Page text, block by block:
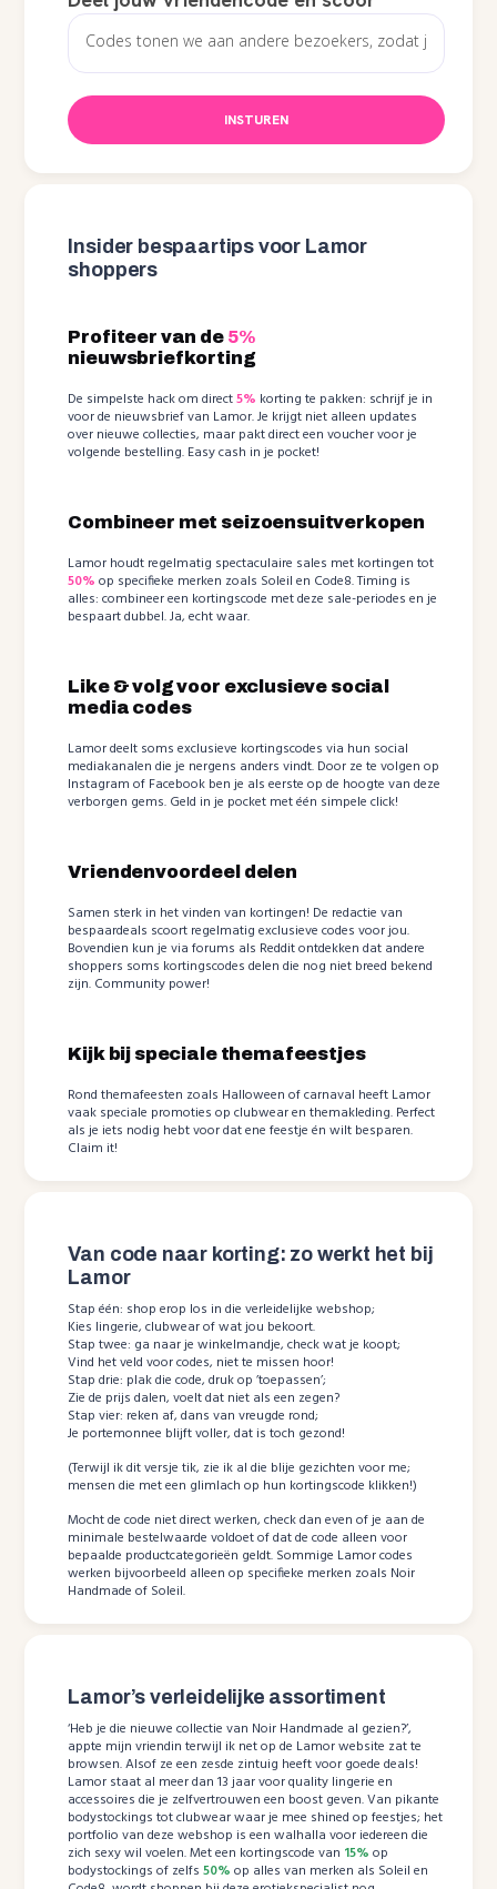
INSTUREN
Insider bespaartips voor Lamor
shoppers
Profiteer van de 5%
nieuwsbriefkorting
De simpelste hack om direct5% korting te pakken: schrijf je in
voor de nieuwsbrief van Lamor. Je krijgt niet alleen updates
over nieuwe collecties, maar pakt direct een voucher voor je
volgende bestelling. Easy cash in je pocket!
Combineer met seizoensuitverkopen
Lamor houdt regelmatig spectaculaire sales met kortingen tot
50% op specifieke merken zoals Soleil en Code8. Timing is
alles: combineer een kortingscode met deze sale-periodes en je
bespaart dubbel. Ja, echt waar.
Like & volg voor exclusieve social
media codes
Lamor deelt soms exclusieve kortingscodes via hun social
mediakanalen die je nergens anders vindt. Door ze te volgen op
Instagram of Facebook ben je als eerste op de hoogte van deze
verborgen gems. Geld in je pocket met één simpele click!
Vriendenvoordeel delen
Samen sterk in het vinden van kortingen! De redactie van
bespaardeals scoort regelmatig exclusieve codes voor jou.
Bovendien kun je via forums als Reddit ontdekken dat andere
shoppers soms kortingscodes delen die nog niet breed bekend
zijn. Community power!
Kijk bij speciale themafeestjes
Rond themafeesten zoals Halloween of carnaval heeft Lamor
vaak speciale promoties op clubwear en themakleding. Perfect
als je iets nodig hebt voor dat ene feestje én wilt besparen.
Claim it!
Van code naar korting: zo werkt het bij
Lamor
Stap één: shop erop los in die verleidelijke webshop;
Kies lingerie, clubwear of wat jou bekoort.
Stap twee: ga naar je winkelmandje, check wat je koopt;
Vind het veld voor codes, niet te missen hoor!
Stap drie: plak die code, druk op ’toepassen’;
Zie de prijs dalen, voelt dat niet als een zegen?
Stap vier: reken af, dans van vreugde rond;
Je portemonnee blijft voller, dat is toch gezond!
(Terwijl ik dit versje tik, zie ik al die blije gezichten voor me;
mensen die met een glimlach op hun kortingscode klikken!)
Mocht de code niet direct werken, check dan even of je aan de
minimale bestelwaarde voldoet of dat de code alleen voor
bepaalde productcategorieën geldt. Sommige Lamor codes
werken bijvoorbeeld alleen op specifieke merken zoals Noir
Handmade of Soleil.
Lamor’s verleidelijke assortiment
‘Heb je die nieuwe collectie van Noir Handmade al gezien?’,
appte mijn vriendin terwijl ik net op de Lamor website zat te
browsen. Alsof ze een zesde zintuig heeft voor goede deals!
Lamor staat al meer dan 13 jaar voor quality lingerie en
accessoires die je zelfvertrouwen een boost geven. Van pikante
bodystockings tot clubwear waar je mee shined op feestjes; het
portfolio van deze webshop is een walhalla voor iedereen die
zich sexy wil voelen. Met een kortingscode van 15% op
bodystockings of zelfs50% op alles van merken als Soleil en